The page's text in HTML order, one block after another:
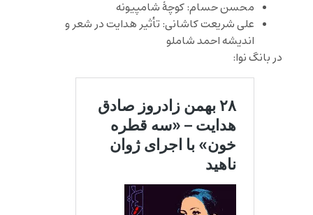
محسن حسام: کوچۀ شامپیونه
علی شریعت کاشانی: تأثیر هدایت در شعر و
اندیشه احمد شاملو
در بانگ نوا: